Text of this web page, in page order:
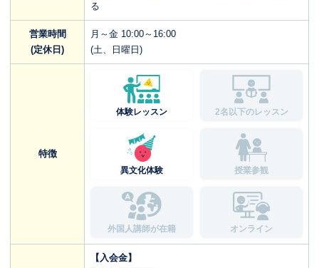
る
営業時間
(定休日)
月～金 10:00～16:00
(土、日曜日)
特徴
体験レッスン 2名以下のレッスン
異文化体験 授業参観
外国人講師が在籍 オンライン
【入会金】